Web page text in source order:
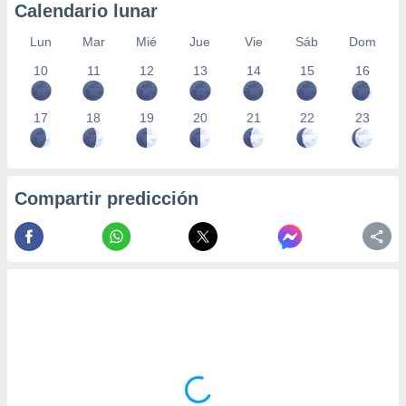
Calendario lunar
Lun Mar Mié Jue Vie Sáb
Dom
10
11 12 13 14 15 16
17 18 19 20 21 22 23
Compartir predicción